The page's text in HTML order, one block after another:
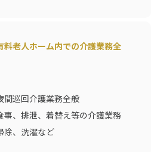
料老人ホーム内での介護業務全
間巡回介護業務全般
事、排泄、着替え等の介護業務
除、洗濯など